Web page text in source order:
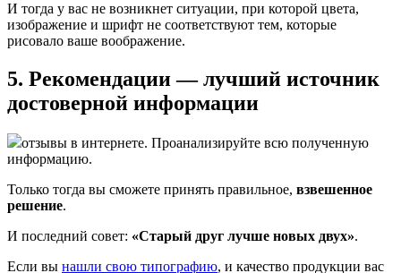
И тогда у вас не возникнет ситуации, при которой цвета,
изображение и шрифт не соответствуют тем, которые
рисовало ваше воображение.
5. Рекомендации — лучший источник
достоверной информации
отзывы в интернете. Проанализируйте всю полученную
информацию.
Только тогда вы сможете принять правильное, взвешенное
решение.
И последний совет: «Старый друг лучше новых двух».
Если вы нашли свою типографию, и качество продукции вас